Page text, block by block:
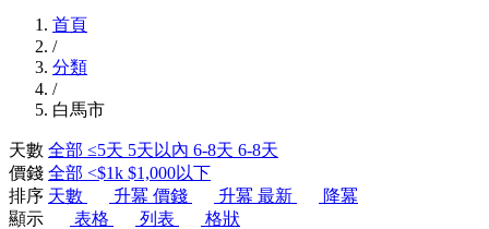
首頁
/
分類
/
白馬市
天數 全部 ≤5天 5天以內 6-8天 6-8天
價錢 全部 <$1k $1,000以下
排序 天數 升冪 價錢 升冪 最新
降冪
顯示
表格 列表 格狀